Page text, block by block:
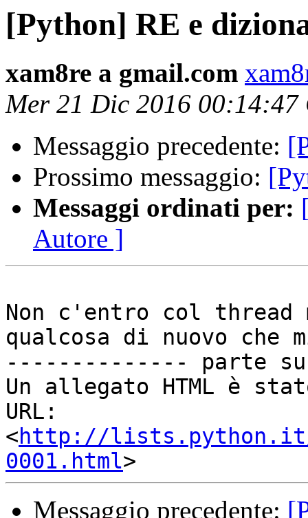
[Python] RE e
xam8re a gmail.com
Mer 21 Dic 2016 00:14:47
Messaggio precedente:
Prossimo messaggio:
Messaggi ordinati per:
Autore ]
Non c'entro col thread
qualcosa di nuovo che
-------------- parte
Un allegato HTML è
URL:
<http://lists.python.it/
0001.html
Messaggio precedente: